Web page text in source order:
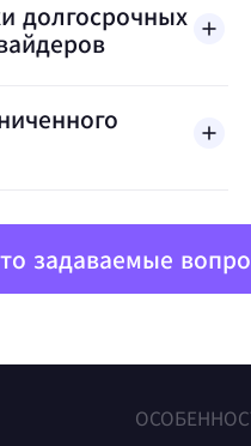
мошенничество,
долгосрочных
задаваемые